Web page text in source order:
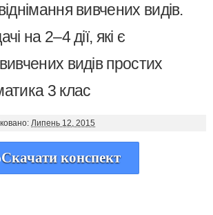
вивчених видів.
на 2–4 дії, які є
видів простих
3 клас
Липень 12, 2015
Скачати конспект